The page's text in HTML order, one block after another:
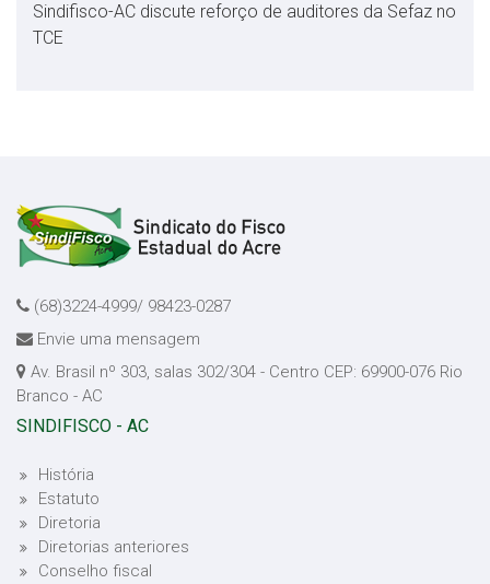
Sindifisco-AC discute reforço de auditores da Sefaz no
TCE
(68)3224-4999/ 98423-0287
Envie uma mensagem
Av. Brasil nº 303, salas 302/304 - Centro CEP: 69900-076 Rio
Branco - AC
SINDIFISCO - AC
História
Estatuto
Diretoria
Diretorias anteriores
Conselho fiscal